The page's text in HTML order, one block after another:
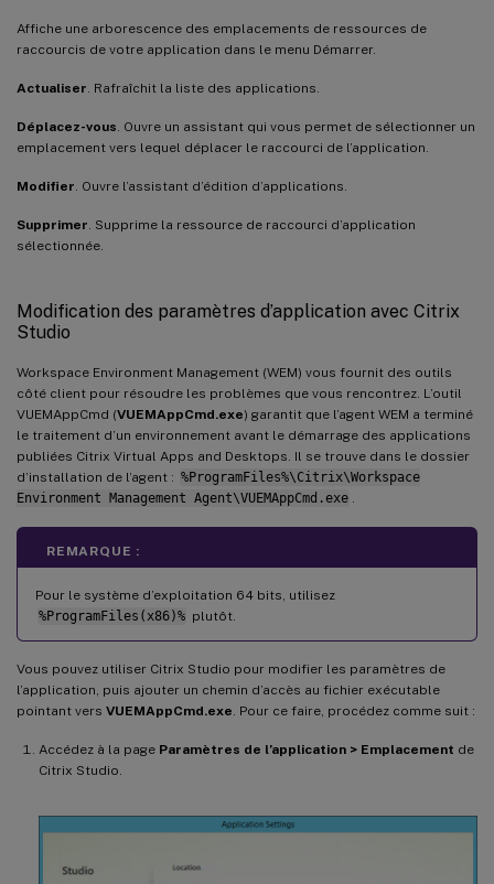
Affiche une arborescence des emplacements de ressources de
raccourcis de votre application dans le menu Démarrer.
Actualiser . Rafraîchit la liste des applications.
Déplacez-vous . Ouvre un assistant qui vous permet de sélectionner un
emplacement vers lequel déplacer le raccourci de l’application.
Modifier . Ouvre l’assistant d’édition d’applications.
Supprimer . Supprime la ressource de raccourci d’application
sélectionnée.
Modification des paramètres d’application avec Citrix
Studio
Workspace Environment Management (WEM) vous fournit des outils
côté client pour résoudre les problèmes que vous rencontrez. L’outil
VUEMAppCmd (VUEMAppCmd.exe) garantit que l’agent WEM a terminé
le traitement d’un environnement avant le démarrage des applications
publiées Citrix Virtual Apps and Desktops. Il se trouve dans le dossier
d’installation de l’agent : %ProgramFiles%\Citrix\Workspace
Environment Management Agent\VUEMAppCmd.exe
REMARQUE :
Pour le système d’exploitation 64 bits, utilisez
%ProgramFiles(x86)% plutôt.
Vous pouvez utiliser Citrix Studio pour modifier les paramètres de
l’application, puis ajouter un chemin d’accès au fichier exécutable
pointant vers VUEMAppCmd.exe . Pour ce faire, procédez comme suit :
Accédez à la page Paramètres de l’application > Emplacement de
Citrix Studio.